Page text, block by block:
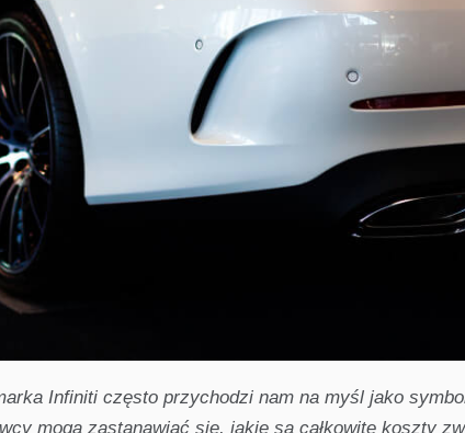
Infiniti często przychodzi nam na myśl jako
mogą zastanawiać się, jakie są całkowite koszty